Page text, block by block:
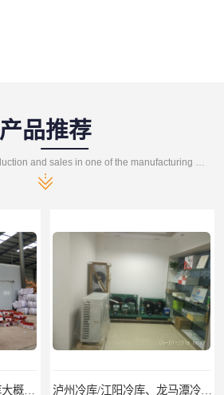
产品推荐
泸州冷库/江阳冷库、龙马潭冷库、纳溪冷库、泸县冷库、合江冷库、叙永冷库、古蔺冷库